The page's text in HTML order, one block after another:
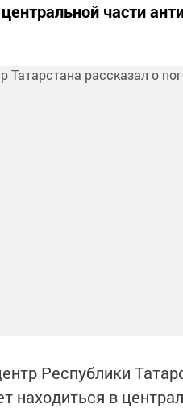
части
Республики
находиться в